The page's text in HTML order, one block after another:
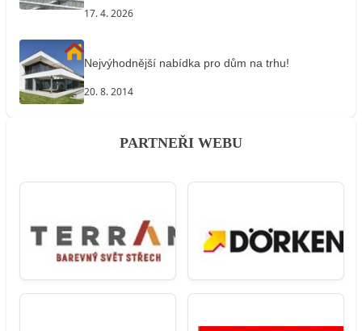
17. 4. 2026
Nejvýhodnější nabídka pro dům na trhu!
20. 8. 2014
PARTNEŘI WEBU